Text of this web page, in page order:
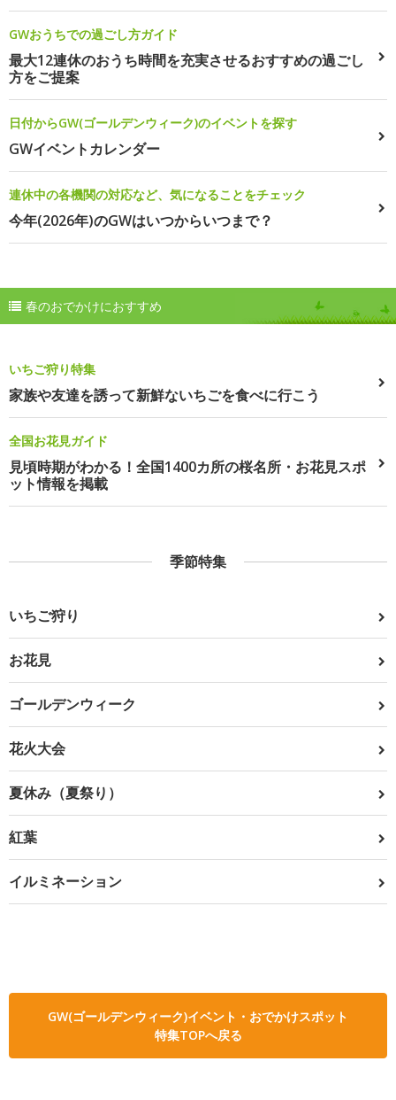
GWおうちでの過ごし方ガイド
最大12連休のおうち時間を充実させるおすすめの過ごし
方をご提案
日付からGW(ゴールデンウィーク)のイベントを探す
GWイベントカレンダー
連休中の各機関の対応など、気になることをチェック
今年(2026年)のGWはいつからいつまで？
春のおでかけにおすすめ
いちご狩り特集
家族や友達を誘って新鮮ないちごを食べに行こう
全国お花見ガイド
見頃時期がわかる！全国1400カ所の桜名所・お花見スポ
ット情報を掲載
季節特集
いちご狩り
お花見
ゴールデンウィーク
花火大会
夏休み（夏祭り）
紅葉
イルミネーション
GW(ゴールデンウィーク)イベント・おでかけスポット
特集TOPへ戻る